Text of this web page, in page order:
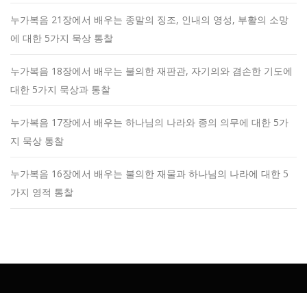
누가복음 21장에서 배우는 종말의 징조, 인내의 영성, 부활의 소망
에 대한 5가지 묵상 통찰
누가복음 18장에서 배우는 불의한 재판관, 자기의와 겸손한 기도에
대한 5가지 묵상과 통찰
누가복음 17장에서 배우는 하나님의 나라와 종의 의무에 대한 5가
지 묵상 통찰
누가복음 16장에서 배우는 불의한 재물과 하나님의 나라에 대한 5
가지 영적 통찰